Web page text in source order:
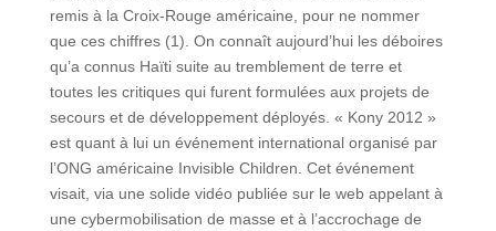
remis à la Croix-Rouge américaine, pour ne nommer
que ces chiffres (1). On connaît aujourd’hui les déboires
qu’a connus Haïti suite au tremblement de terre et
toutes les critiques qui furent formulées aux projets de
secours et de développement déployés. « Kony 2012 »
est quant à lui un événement international organisé par
l’ONG américaine Invisible Children. Cet événement
visait, via une solide vidéo publiée sur le web appelant à
une cybermobilisation de masse et à l’accrochage de